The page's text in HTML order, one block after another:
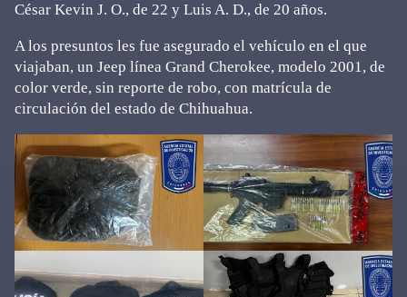
César Kevin J. O., de 22 y Luis A. D., de 20 años.
A los presuntos les fue asegurado el vehículo en el que
viajaban, un Jeep línea Grand Cherokee, modelo 2001, de
color verde, sin reporte de robo, con matrícula de
circulación del estado de Chihuahua.